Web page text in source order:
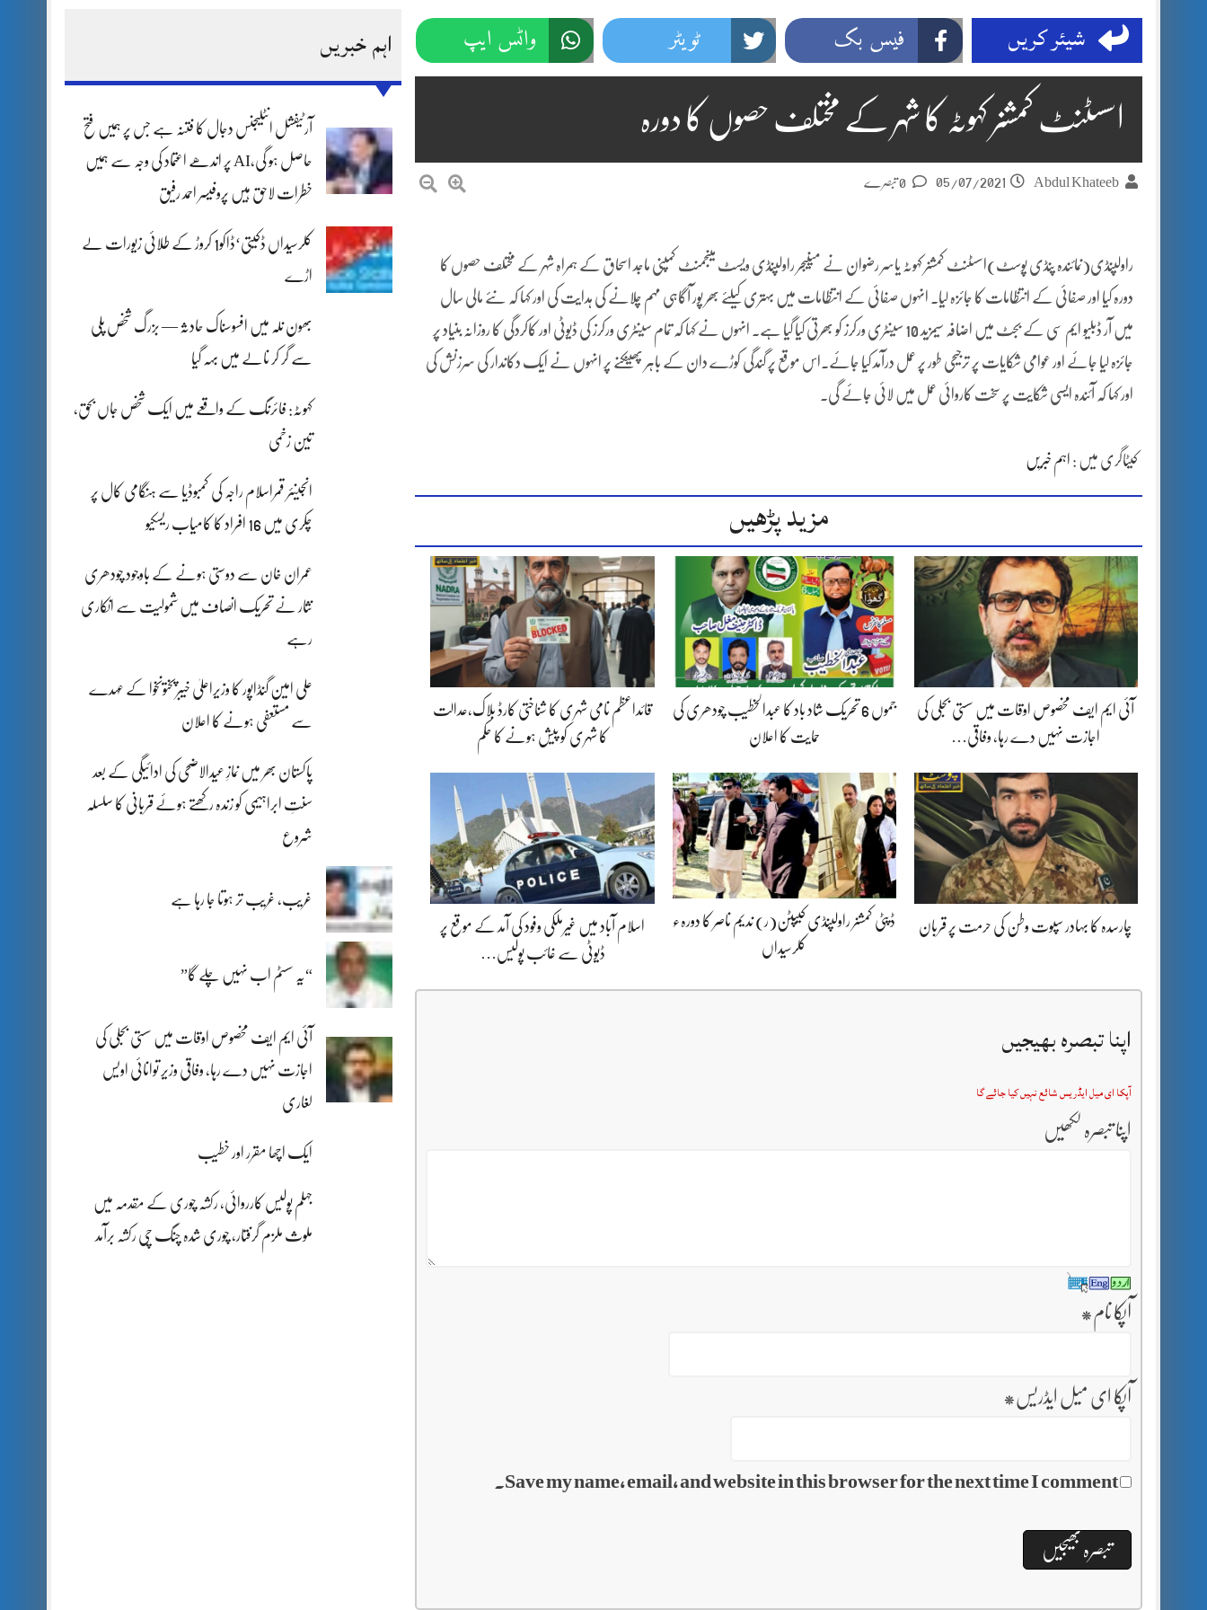
اہم خبریں
آرٹیفشل انٹلیجنس دجال کا فتنہ ہے جس پر ہمیں فتح
حاصل ہو گی،AI پر اندھے اعتماد کی وجہ سے ہمیں
خطرات لاحق ہیں پروفیسر احمد رفیق
کلرسیداں ڈکیتی‘ڈاکو1 کروڑ کے طلائی زیورات لے
اڑے
بھون نلہ میں افسوسناک حادثہ — بزرگ شخص پلی
سے گر کر نالے میں بہہ گیا
کہوٹہ: فائرنگ کے واقعے میں ایک شخص جاں بحق،
تین زخمی
انجینئر قمراسلام راجہ کی کمبوڈیا سے ہنگامی کال پر
چکری میں 16 افراد کا کامیاب ریسکیو
عمران خان سے دوستی ہونے کے باوجود چودھری
نثار نے تحریک انصاف میں شمولیت سے انکاری
رہے
علی امین گنڈاپور کا وزیراعلیٰ خیبرپختونخوا کے عہدے
سے مستعفی ہونے کا اعلان
پاکستان بھر میں نمازِ عیدالاضحی کی ادائیگی کے بعد
سنتِ ابراہیمی کو زندہ رکھتے ہوئے قربانی کا سلسلہ
شروع
غریب، غریب تر ہوتا جا رہا ہے
“یہ سسٹم اب نہیں چلے گا”
آئی ایم ایف مخصوص اوقات میں سستی بجلی کی
اجازت نہیں دے رہا، وفاقی وزیر توانائی اویس
لغاری
ایک اچھا مقرر اور خطیب
جہلم پولیس کارروائی، رکشہ چوری کے مقدمہ میں
ملوث ملزم گرفتار، چوری شدہ چنگ چی رکشہ برآمد
شیئر کریں فیس بک ٹویٹر واٹس ایپ
اسسٹنٹ کمشنر کہوٹہ کا شہر کے مختلف حصوں کا دورہ
Abdul Khateeb
05/07/2021
راولپنڈی(نمائندہ پنڈی پوسٹ)اسسٹنٹ کمشنر کہوٹہ یاسر رضوان نے مینیجر راولپنڈی ویسٹ مینجمنٹ کمپنی ماجد اسحاق کے ہمراہ شہر کے مختلف حصوں کا
دورہ کیا اور صفائی کے انتظامات کا جائزہ لیا۔ انہوں صفائی کے انتظامات میں بہتری کیلئے بھر پور آگاہی مہم چلانے کی ہدایت کی اور کہا کہ نئے مالی سال
میں آر ڈبلیو ایم سی کے بجٹ میں اضافہ سیمزید 10 سینٹری ورکرز کو بھرتی کیا گیا ہے۔ انہوں نے کہا کہ تمام سینٹری ورکرز کی ڈیوٹی اور کاکردگی کا روزانہ بنیاد پر
جائزہ لیا جائے اور عوامی شکایات پر ترجیحی طور پر عمل درآمد کیا جائے۔اس موقع پر گندگی کوڑے دان کے باہر پھینکنے پر انہوں نے ایک دکاندار کی سرزنش کی
اور کہا کہ آئندہ ایسی شکایت پر سخت کاروائی عمل میں لائی جائے گی۔
کیٹاگری میں : اہم خبریں
مزید پڑھیں
آئی ایم ایف مخصوص اوقات میں سستی بجلی کی
اجازت نہیں دے رہا، وفاقی…
جموں 6 تحریک شاد باد کا عبدالخطیب چودھری کی
حمایت کا اعلان
قائداعظم نامی شہری کا شناختی کارڈ بلاک،عدالت
کا شہری کو پیش ہونے کا حکم
چارسدہ کا بہادر سپوت وطن کی حرمت پر قربان
ڈپٹی کمشنر راولپنڈی کیپٹن(ر) ندیم ناصر کا دورہء
کلرسیداں
اسلام آباد میں غیرملکی وفود کی آمد کے موقع پر
ڈیوٹی سے غائب پولیس…
اپنا تبصرہ بھیجیں
آپکا ای میل ایڈریس شائع نہیں کیا جائے گا
اپنا تبصرہ لکھیں
آپکا نام *
آپکا ای میل ایڈریس *
Save my name, email, and website in this browser for the next time I comment.